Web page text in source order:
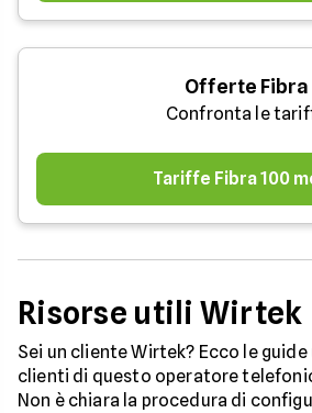
Offerte Fibra
Confronta le
Tariffe Fibra 100
Risorse utili Wirtek
Sei un cliente Wirtek? Ecco le
clienti di questo operatore
Non è chiara la procedura di